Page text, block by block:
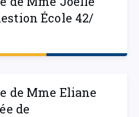
École 42/
de Mme Eliane
de